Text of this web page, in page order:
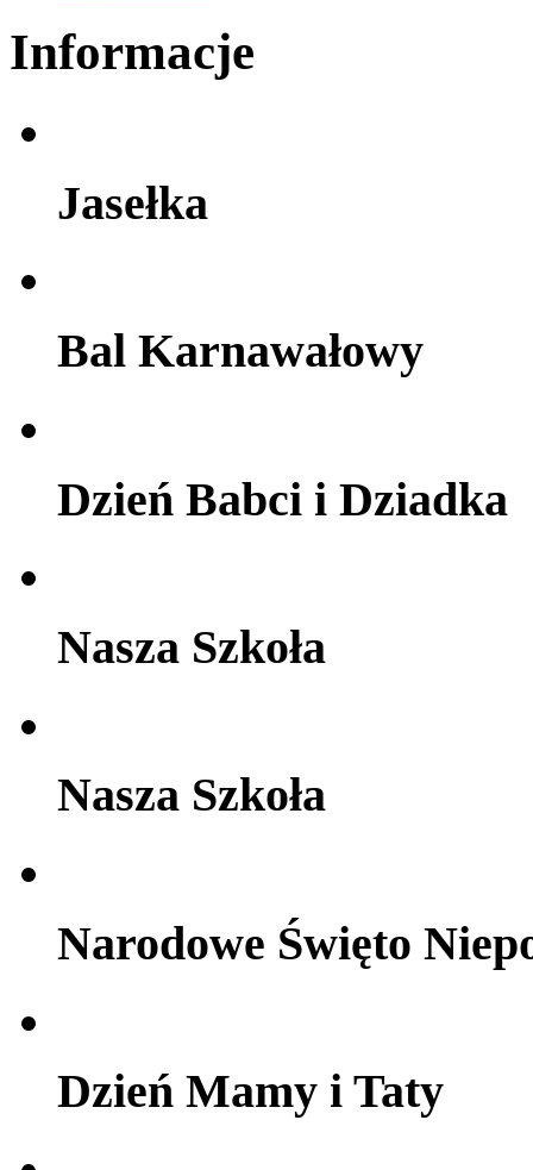
Informacje
Jasełka
Bal Karnawałowy
Dzień Babci i Dziadka
Nasza Szkoła
Nasza Szkoła
Narodowe Święto
Dzień Mamy i Taty